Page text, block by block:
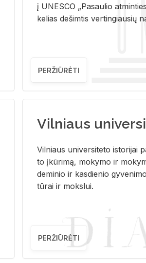
į UNESCO „Pasaulio
kelias dešimtis vertingiausių
PERŽIŪRĖTI
Vilniaus
Vil­niaus uni­ver­si­te­to is­to­ri­jai
to įkū­ri­mą, mo­ky­mo ir
de­mi­nio ir kas­die­nio
tū­rai ir moks­lui.
PERŽIŪRĖTI